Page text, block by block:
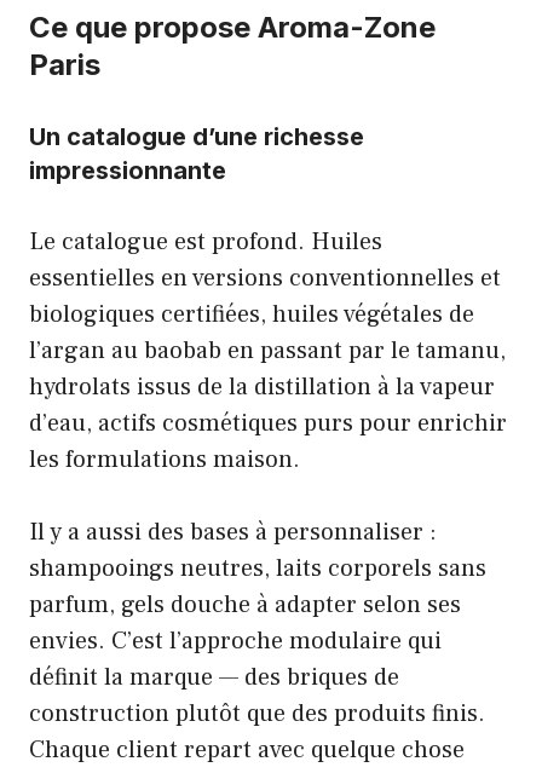
Ce que propose Aroma-Zone
Paris
Un catalogue d’une richesse
impressionnante
Le catalogue est profond. Huiles
essentielles en versions conventionnelles et
biologiques certifiées, huiles végétales de
l’argan au baobab en passant par le tamanu,
hydrolats issus de la distillation à la vapeur
d’eau, actifs cosmétiques purs pour enrichir
les formulations maison.
Il y a aussi des bases à personnaliser :
shampooings neutres, laits corporels sans
parfum, gels douche à adapter selon ses
envies. C’est l’approche modulaire qui
définit la marque — des briques de
construction plutôt que des produits finis.
Chaque client repart avec quelque chose